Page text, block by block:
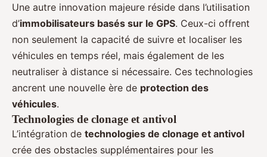
Une autre innovation majeure réside dans l’utilisation
d’immobilisateurs basés sur le GPS. Ceux-ci offrent
non seulement la capacité de suivre et localiser les
véhicules en temps réel, mais également de les
neutraliser à distance si nécessaire. Ces technologies
ancrent une nouvelle ère de protection des
véhicules.
Technologies de clonage et antivol
L’intégration de technologies de clonage et antivol
crée des obstacles supplémentaires pour les